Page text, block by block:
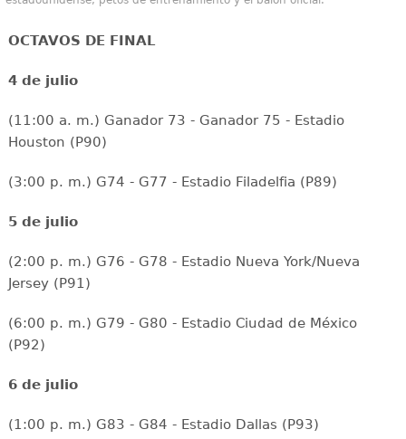
OCTAVOS DE FINAL
4 de julio
(11:00 a. m.) Ganador 73 - Ganador 75 - Estadio
Houston (P90)
(3:00 p. m.) G74 - G77 - Estadio Filadelfia (P89)
5 de julio
(2:00 p. m.) G76 - G78 - Estadio Nueva York/Nueva
Jersey (P91)
(6:00 p. m.) G79 - G80 - Estadio Ciudad de México
(P92)
6 de julio
(1:00 p. m.) G83 - G84 - Estadio Dallas (P93)